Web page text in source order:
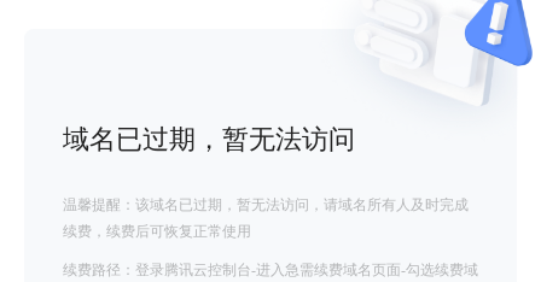
域名已过期，暂无法访问
温馨提醒：该域名已过期，暂无法访问，请域名所有人及时完成
续费，续费后可恢复正常使用
续费路径：登录腾讯云控制台-进入急需续费域名页面-勾选续费域